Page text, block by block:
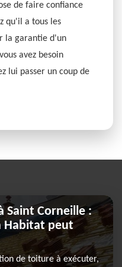
de faire confiance
qu'il a tous les
la garantie d'un
avez besoin
lui passer un coup de
Saint Corneille :
Habitat peut
de toiture à exécuter,